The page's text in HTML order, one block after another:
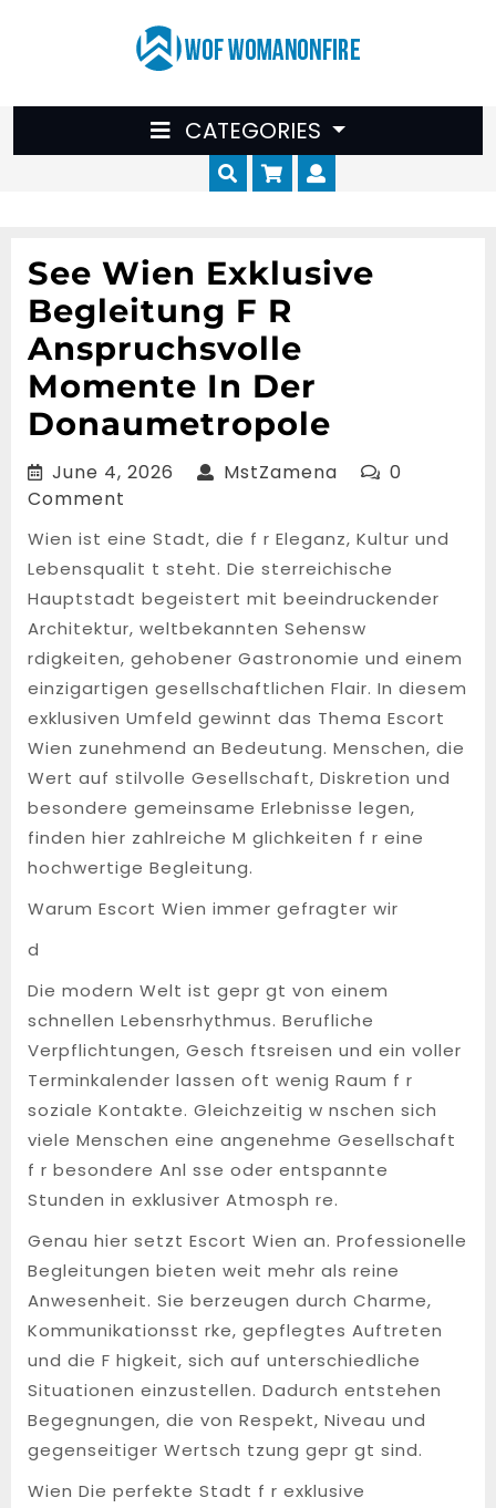
CATEGORIES
Cart
See Wien Exklusive
Begleitung F R
Anspruchsvolle
Momente In Der
Donaumetropole
June 4, 2026 June MstZamena MstZamena
0
Comment
Wien ist eine Stadt, die f r Eleganz, Kultur und
Lebensqualit t steht. Die sterreichische
Hauptstadt begeistert mit beeindruckender
Architektur, weltbekannten Sehensw
rdigkeiten, gehobener Gastronomie und einem
einzigartigen gesellschaftlichen Flair. In diesem
exklusiven Umfeld gewinnt das Thema Escort
Wien zunehmend an Bedeutung. Menschen, die
Wert auf stilvolle Gesellschaft, Diskretion und
besondere gemeinsame Erlebnisse legen,
finden hier zahlreiche M glichkeiten f r eine
hochwertige Begleitung.
Warum Escort Wien immer gefragter wir
d
Die modern Welt ist gepr gt von einem
schnellen Lebensrhythmus. Berufliche
Verpflichtungen, Gesch ftsreisen und ein voller
Terminkalender lassen oft wenig Raum f r
soziale Kontakte. Gleichzeitig w nschen sich
viele Menschen eine angenehme Gesellschaft
f r besondere Anl sse oder entspannte
Stunden in exklusiver Atmosph re.
Genau hier setzt Escort Wien an. Professionelle
Begleitungen bieten weit mehr als reine
Anwesenheit. Sie berzeugen durch Charme,
Kommunikationsst rke, gepflegtes Auftreten
und die F higkeit, sich auf unterschiedliche
Situationen einzustellen. Dadurch entstehen
Begegnungen, die von Respekt, Niveau und
gegenseitiger Wertsch tzung gepr gt sind.
Wien Die perfekte Stadt f r exklusive